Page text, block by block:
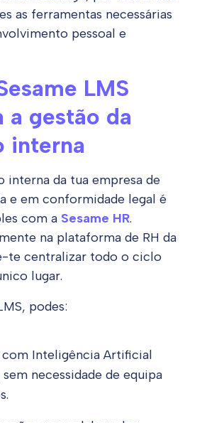
as ferramentas necessárias
pessoal e
LMS
a gestão da
interna
interna da tua empresa de
e em conformidade legal é
com a Sesame HR.
na plataforma de RH da
te centralizar todo o ciclo
lugar.
podes:
Inteligência Artificial
necessidade de equipa